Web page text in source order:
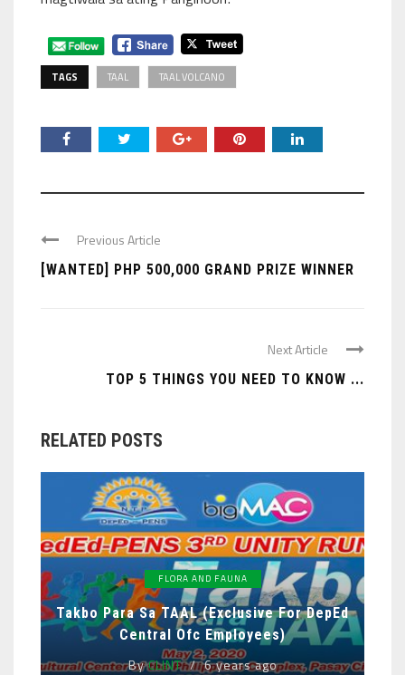
TAGS TAAL TAAL VOLCANO
Previous Article
[WANTED] PHP 500,000 GRAND PRIZE WINNER
Next Article
TOP 5 THINGS YOU NEED TO KNOW ...
RELATED POSTS
FLORA AND FAUNA
Takbo Para Sa TAAL (exclusive For DepEd
Central Ofc Employees)
ByCLINT 6 years ago